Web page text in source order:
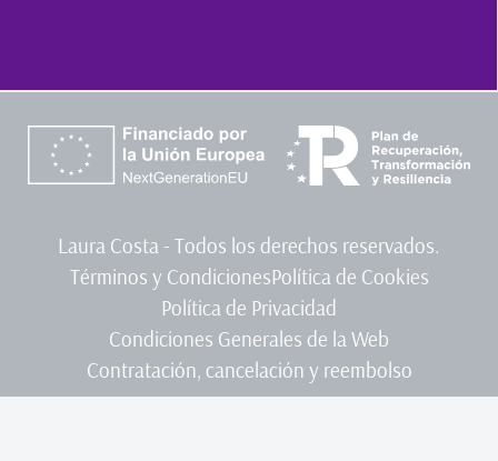
Laura Costa - Todos los derechos reservados.
Términos y CondicionesPolítica de Cookies
Política de Privacidad
Condiciones Generales de la Web
Contratación, cancelación y reembolso